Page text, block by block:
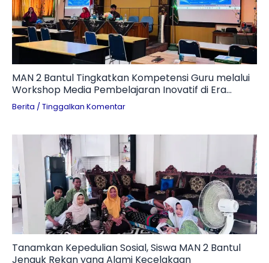
MAN 2 Bantul Tingkatkan Kompetensi Guru melalui
Workshop Media Pembelajaran Inovatif di Era
Digital
Berita / Tinggalkan Komentar
Tanamkan Kepedulian Sosial, Siswa MAN 2 Bantul
Jenguk Rekan yang Alami Kecelakaan